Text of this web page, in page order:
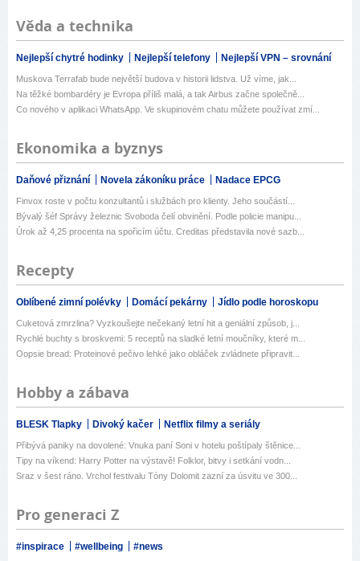
Věda a technika
Nejlepší chytré hodinky Nejlepší telefony Nejlepší VPN – srovnání
Muskova Terrafab bude největší budova v historii lidstva. Už víme, jak...
Na těžké bombardéry je Evropa příliš malá, a tak Airbus začne společně...
Co nového v aplikaci WhatsApp. Ve skupinovém chatu můžete používat zmí...
Ekonomika a byznys
Daňové přiznání Novela zákoníku práce Nadace EPCG
Finvox roste v počtu konzultantů i službách pro klienty. Jeho součástí...
Bývalý šéf Správy železnic Svoboda čelí obvinění. Podle policie manipu...
Úrok až 4,25 procenta na spořicím účtu. Creditas představila nové sazb...
Recepty
Oblíbené zimní polévky Domácí pekárny Jídlo podle horoskopu
Cuketová zmrzlina? Vyzkoušejte nečekaný letní hit a geniální způsob, j...
Rychlé buchty s broskvemi: 5 receptů na sladké letní moučníky, které m...
Oopsie bread: Proteinové pečivo lehké jako obláček zvládnete připravit...
Hobby a zábava
BLESK Tlapky Divoký kačer Netflix filmy a seriály
Přibývá paniky na dovolené: Vnuka paní Soni v hotelu poštípaly štěnice...
Tipy na víkend: Harry Potter na výstavě! Folklor, bitvy i setkání vodn...
Sraz v šest ráno. Vrchol festivalu Tóny Dolomit zazní za úsvitu ve 300...
Pro generaci Z
#inspirace #wellbeing #news